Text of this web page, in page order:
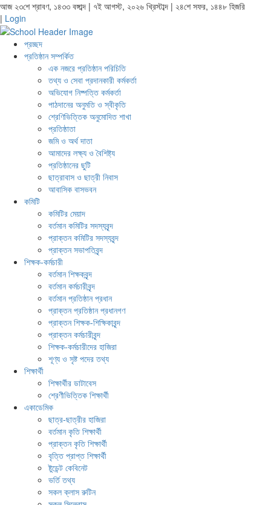
আজ ২৩শে শ্রাবণ, ১৪৩৩ বঙ্গাব্দ | ৭ই আগস্ট, ২০২৬ খ্রিস্টাব্দ | ২৪শে সফর, ১৪৪৮ হিজরি
| Login
প্রচ্ছদ
প্রতিষ্ঠান সম্পর্কিত
এক নজরে প্রতিষ্ঠান পরিচিতি
তথ্য ও সেবা প্রদানকারী কর্মকর্তা
অভিযোগ নিষ্পত্তি কর্মকর্তা
পাঠদানের অনুমতি ও স্বীকৃতি
শ্রেণিভিত্তিক অনুমোদিত শাখা
প্রতিষ্ঠাতা
জমি ও অর্থ দাতা
আমাদের লক্ষ্য ও বৈশিষ্ট্য
প্রতিষ্ঠানের ছুটি
ছাত্রাবাস ও ছাত্রী নিবাস
আবাসিক বাসভবন
কমিটি
কমিটির মেয়াদ
বর্তমান কমিটির সদস্যবৃন্দ
প্রাক্তন কমিটির সদস্যবৃন্দ
প্রাক্তন সভাপতিবৃন্দ
শিক্ষক-কর্মচারী
বর্তমান শিক্ষকবৃন্দ
বর্তমান কর্মচারীবৃন্দ
বর্তমান প্রতিষ্ঠান প্রধান
প্রাক্তন প্রতিষ্ঠান প্রধানগণ
প্রাক্তন শিক্ষক-শিক্ষিকাবৃন্দ
প্রাক্তন কর্মচারীবৃন্দ
শিক্ষক-কর্মচারীদের হাজিরা
শূণ্য ও সৃষ্ট পদের তথ্য
শিক্ষার্থী
শিক্ষার্থীর ডাটাবেস
শ্রেণীভিত্তিক শিক্ষার্থী
একাডেমিক
ছাত্র-ছাত্রীর হাজিরা
বর্তমান কৃতি শিক্ষার্থী
প্রাক্তন কৃতি শিক্ষার্থী
বৃত্তি প্রাপ্ত শিক্ষার্থী
ষ্টুডেন্ট কেবিনেট
ভর্তি তথ্য
সকল ক্লাস রুটিন